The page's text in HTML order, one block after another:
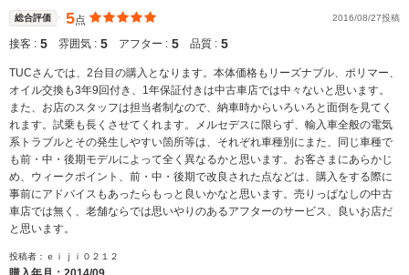
総合評価 5点 2016/08/27投稿
接客 : 5 雰囲気 : 5 アフター : 5 品質 : 5
TUCさんでは、2台目の購入となります。本体価格もリーズナブル、ポリマー、
オイル交換も3年9回付き、1年保証付きは中古車店では中々ないと思います。
また、お店のスタッフは担当者制なので、納車時からいろいろと面倒を見てく
れます。試乗も長くさせてくれます。メルセデスに限らず、輸入車全般の電気
系トラブルとその発生しやすい箇所等は、それぞれ車種別にまた、同じ車種で
も前・中・後期モデルによって全く異なるかと思います。お客さまにあらかじ
め、ウィークポイント、前・中・後期で改良された点などは、購入をする際に
事前にアドバイスもあったらもっと良いかなと思います。売りっぱなしの中古
車店では無く、老舗ならでは思いやりのあるアフターのサービス、良いお店だ
と思います。
投稿者：ｅｉｊｉ０２１２